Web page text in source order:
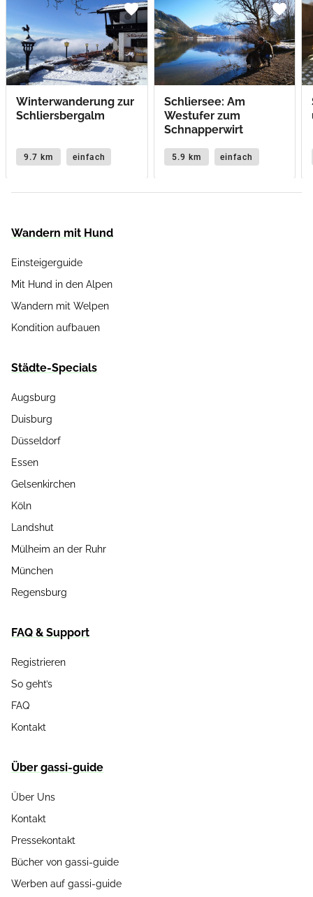
favorite
Winterwanderung zur
Schliersbergalm
9.7 km einfach
favorite
Schliersee: Am
Westufer zum
Schnapperwirt
5.9 km einfach
Wandern mit Hund
Einsteigerguide
Mit Hund in den Alpen
Wandern mit Welpen
Kondition aufbauen
Städte-Specials
Augsburg
Duisburg
Düsseldorf
Essen
Gelsenkirchen
Köln
Landshut
Mülheim an der Ruhr
München
Regensburg
FAQ & Support
Registrieren
So geht’s
FAQ
Kontakt
Über gassi-guide
Über Uns
Kontakt
Pressekontakt
Bücher von gassi-guide
Werben auf gassi-guide